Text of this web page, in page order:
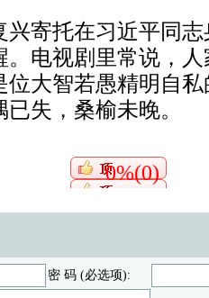
兴寄托在习近平同
。电视剧里常说，
位大智若愚精明自
失，桑榆未晚。
0%(0)
密 码 (必选项):